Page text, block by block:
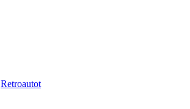
Retroautot